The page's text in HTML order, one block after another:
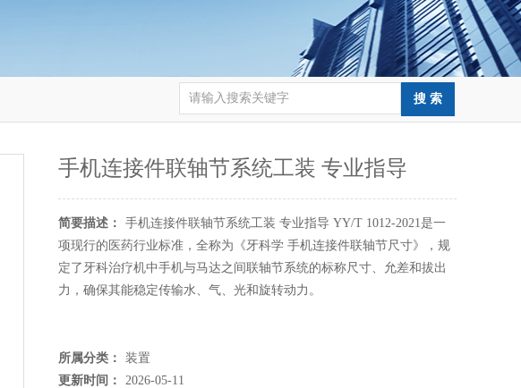
手机连接件联轴节系统工装 专业指导
简要描述：
手机连接件联轴节系统工装 专业指导 YY/T 1012-2021‌是一
项现行的医药行业标准，全称为《牙科学 手机连接件联轴节尺寸》，规
定了牙科治疗机中手机与马达之间联轴节系统的‌标称尺寸、允差和拔出
力‌，确保其能稳定传输水、气、光和旋转动力。
所属分类：
装置
更新时间：
2026-05-11